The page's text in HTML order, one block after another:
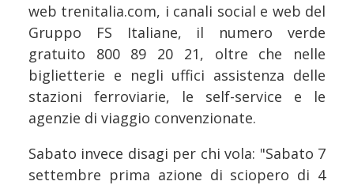
web trenitalia.com, i canali social e web del
Gruppo FS Italiane, il numero verde
gratuito 800 89 20 21, oltre che nelle
biglietterie e negli uffici assistenza delle
stazioni ferroviarie, le self-service e le
agenzie di viaggio convenzionate.
Sabato invece disagi per chi vola: "Sabato 7
settembre prima azione di sciopero di 4